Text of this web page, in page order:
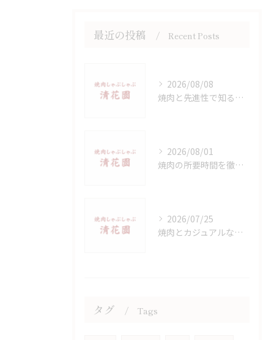
最近の投稿 Recent Posts
2026/08/08
焼肉と先進性で知る愛媛県四国中央市南宇和郡愛南町の魅力と人気グルメ徹底ガイド
2026/08/01
焼肉の所要時間を徹底解説デートや少人数利用で満足度を高めるコツ
2026/07/25
焼肉とカジュアルなひとときを愛媛県四国中央市北宇和郡松野町で楽しむ方法
タグ Tags